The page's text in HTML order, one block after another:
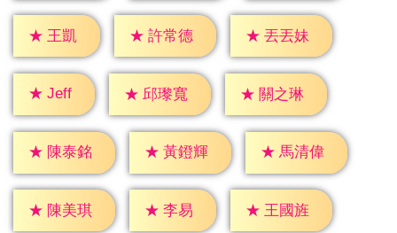
★ 王凱 ★ 許常德 ★ 丟丟妹
★ Jeff ★ 邱瓈寬 ★ 關之琳
★ 陳泰銘 ★ 黃鐙輝 ★ 馬清偉
★ 陳美琪 ★ 李易 ★ 王國旌